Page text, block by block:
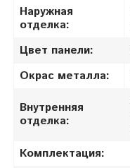
Наружная
отделка:
Цвет панели:
Окрас металла:
Внутренняя
отделка:
Комплектация: